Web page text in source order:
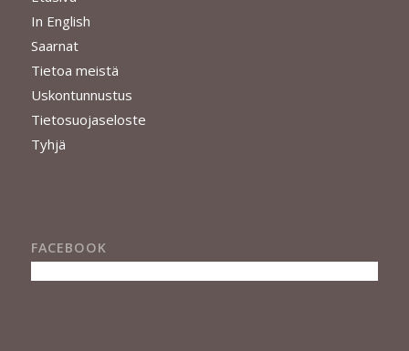
In English
Saarnat
Tietoa meistä
Uskontunnustus
Tietosuojaseloste
Tyhjä
FACEBOOK